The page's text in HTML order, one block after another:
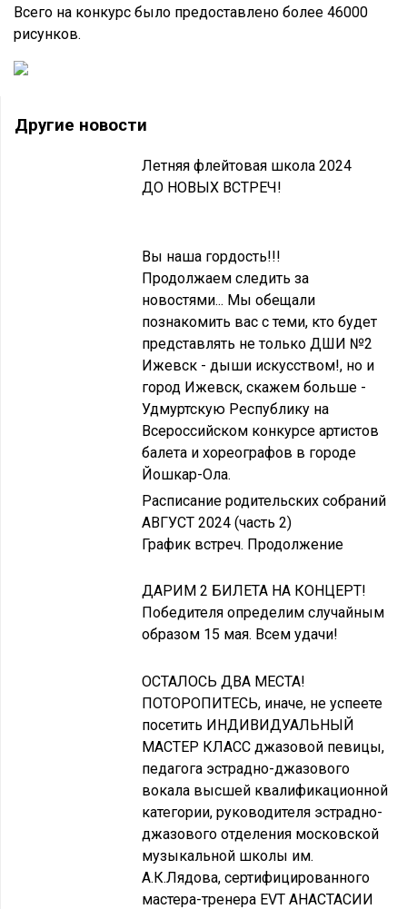
Всего на конкурс было предоставлено более 46000
рисунков.
Другие новости
Летняя флейтовая школа 2024
ДО НОВЫХ ВСТРЕЧ!
Вы наша гордость!!!
Продолжаем следить за
новостями... Мы обещали
познакомить вас с теми, кто будет
представлять не только ДШИ №2
Ижевск - дыши искусством!, но и
город Ижевск, скажем больше -
Удмуртскую Республику на
Всероссийском конкурсе артистов
балета и хореографов в городе
Йошкар-Ола.
Расписание родительских собраний
АВГУСТ 2024 (часть 2)
График встреч. Продолжение
ДАРИМ 2 БИЛЕТА НА КОНЦЕРТ!
Победителя определим случайным
образом 15 мая. Всем удачи!
ОСТАЛОСЬ ДВА МЕСТА!
ПОТОРОПИТЕСЬ, иначе, не успеете
посетить ИНДИВИДУАЛЬНЫЙ
МАСТЕР КЛАСС джазовой певицы,
педагога эстрадно-джазового
вокала высшей квалификационной
категории, руководителя эстрадно-
джазового отделения московской
музыкальной школы им.
А.К.Лядова, сертифицированного
мастера-тренера EVT АНАСТАСИИ